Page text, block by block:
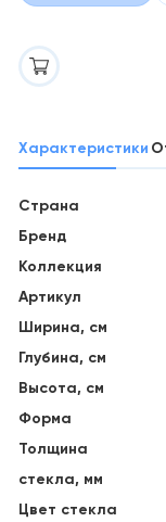
Характеристики
Страна
Бренд
Коллекция
Артикул
Ширина, см
Глубина, см
Высота, см
Форма
Толщина
стекла, мм
Цвет стекла